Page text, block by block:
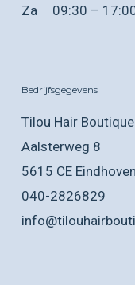
Za
09:30 –
Bedrijfsgegevens
Tilou Hair Boutique
Aalsterweg 8
5615 CE Eindhoven
040-2826829